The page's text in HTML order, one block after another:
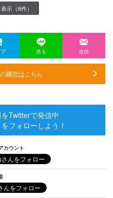
示（6件）
送る 送信
購読はこちら
Twitterで発信中
フォローしよう！
カウント